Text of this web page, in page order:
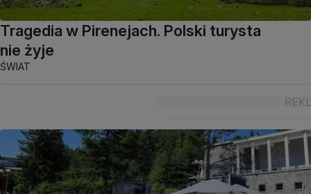
Tragedia w Pirenejach. Polski turysta
nie żyje
ŚWIAT